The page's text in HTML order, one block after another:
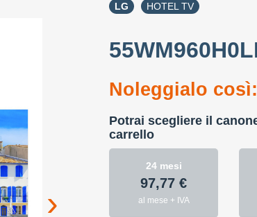
LG HOTEL TV
Noleggialo così:
Potrai scegliere il
carrello
24 mesi
97,77 €
al mese + IVA